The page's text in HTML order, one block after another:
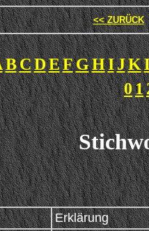
<< ZURÜCK
BCDEFGHIJK
01
Erklärung